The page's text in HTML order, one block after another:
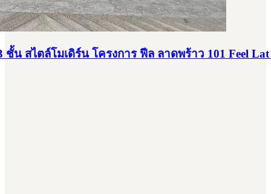
ชั้น สไตล์โมเดิร์น โครงการ ฟีล ลาดพร้าว 101 Feel